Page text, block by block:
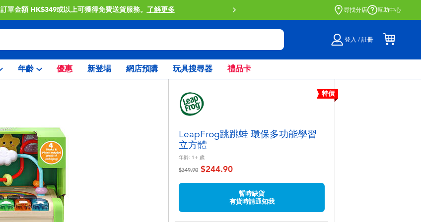
訂單金額 HK$349或以上可獲得免費送貨服務。 了解更多 門店自取服務 網上購買並在店內
尋找分店 幫助中心
登入 / 註冊
年齡 優惠 新登場 網店預購 玩具搜尋器 禮品卡
特價
LeapFrog跳跳蛙 環保多功能學習
立方體
年齡: 1+ 歲
價格從
$349.90至$244.90
暫時缺貨
有貨時請通知我